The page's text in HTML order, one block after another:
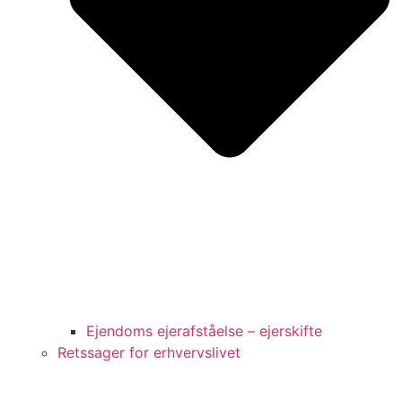
Ejendoms ejerafståelse – ejerskifte
Retssager for erhvervslivet